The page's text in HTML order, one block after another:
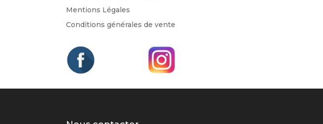
Mentions Légales
Conditions générales de vente